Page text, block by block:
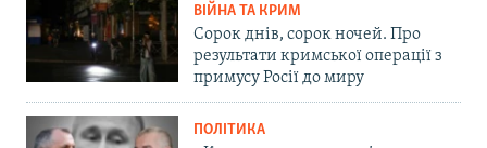
ВІЙНА ТА КРИМ
Сорок днів, сорок ночей. Про
результати кримської операції з
примусу Росії до миру
ПОЛІТИКА